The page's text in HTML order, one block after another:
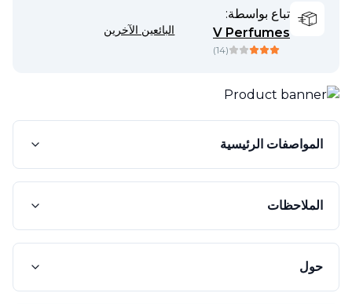
تباع بواسطة:
V Perfumes
(
14
)
البائعين الآخرين
المواصفات الرئيسية
الملاحظات
حول